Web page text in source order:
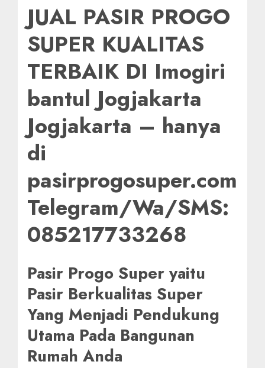
JUAL PASIR PROGO
SUPER KUALITAS
TERBAIK DI Imogiri
bantul Jogjakarta
Jogjakarta – hanya
di
pasirprogosuper.com
Telegram/Wa/SMS:
085217733268
Pasir Progo Super yaitu
Pasir Berkualitas Super
Yang Menjadi Pendukung
Utama Pada Bangunan
Rumah Anda